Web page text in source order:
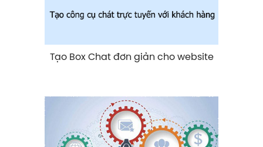
Tạo Box Chat đơn giản cho website